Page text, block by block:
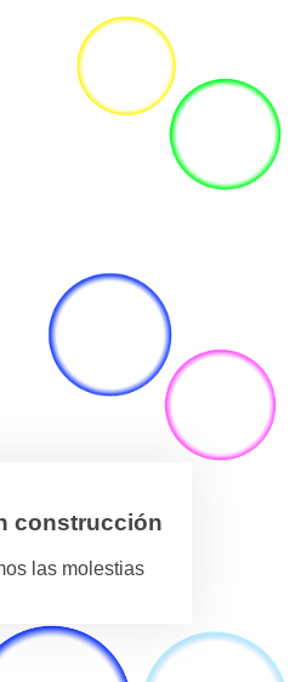
construcción
las molestias